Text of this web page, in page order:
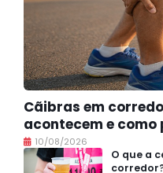
Cãibras em
acontecem e como
10/08/2026
O que a